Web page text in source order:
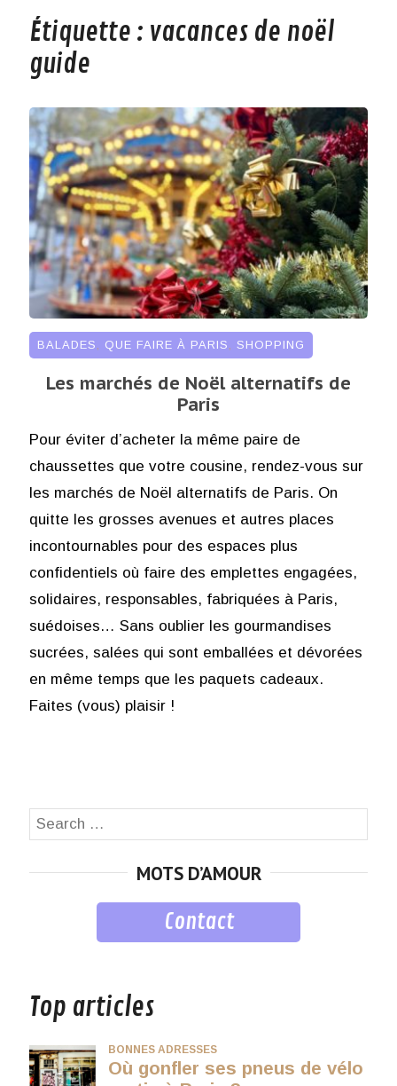
Étiquette : vacances de noël
guide
BALADES QUE FAIRE À PARIS SHOPPING
Les marchés de Noël alternatifs de
Paris
Pour éviter d’acheter la même paire de
chaussettes que votre cousine, rendez-vous sur
les marchés de Noël alternatifs de Paris. On
quitte les grosses avenues et autres places
incontournables pour des espaces plus
confidentiels où faire des emplettes engagées,
solidaires, responsables, fabriquées à Paris,
suédoises… Sans oublier les gourmandises
sucrées, salées qui sont emballées et dévorées
en même temps que les paquets cadeaux.
Faites (vous) plaisir !
Search
MOTS D’AMOUR
Contact
Top articles